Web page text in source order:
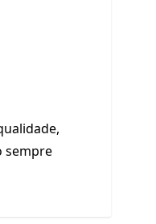
sempre